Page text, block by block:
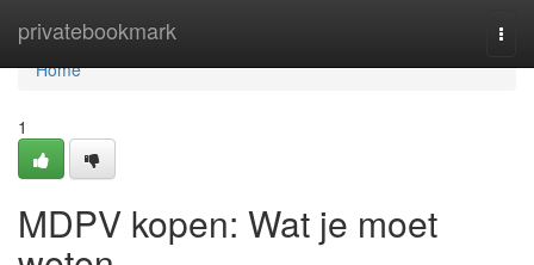
privatebookmark
Home
Home
1
MDPV kopen: Wat je moet